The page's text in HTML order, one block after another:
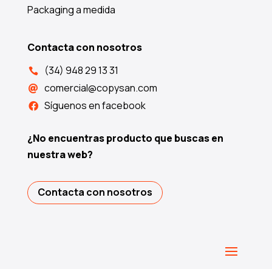
Packaging a medida
Contacta con nosotros
 (34) 948 29 13 31
 comercial@copysan.com
 Síguenos en facebook
¿No encuentras producto que buscas en
nuestra web?
Contacta con nosotros